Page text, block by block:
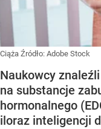
Ciąża Źródło: Adobe Stock
Naukowcy
na substancje
hormonalnego
iloraz inteligencji